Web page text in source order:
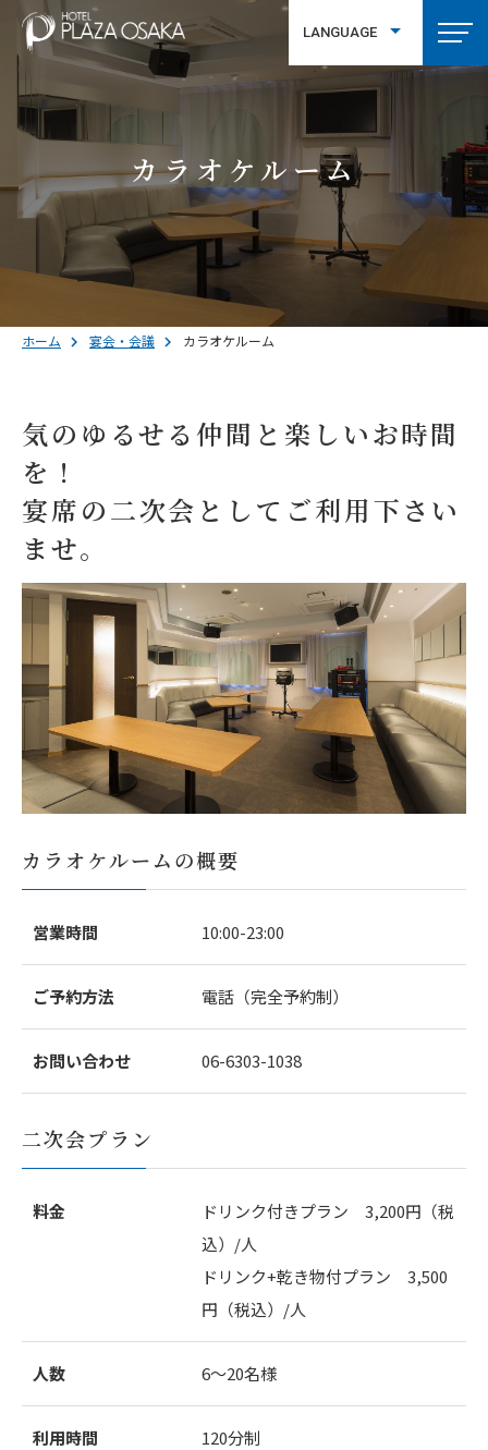
LANGUAGE
繁體中文
カラオケルーム
ホーム 宴会・会議 カラオケルーム
気のゆるせる仲間と楽しいお時間
を！
宴席の二次会としてご利用下さい
ませ。
カラオケルームの概要
営業時間 10:00-23:00
ご予約方法 電話（完全予約制）
お問い合わせ 06-6303-1038
二次会プラン
料金
ドリンク付きプラン 3,200円（税
込）/人
ドリンク+乾き物付プラン 3,500
円（税込）/人
人数 6～20名様
利用時間 120分制